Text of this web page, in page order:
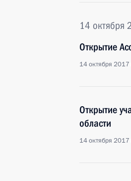
14 октября
Открытие
14 октября
Открытие
области
14 октября